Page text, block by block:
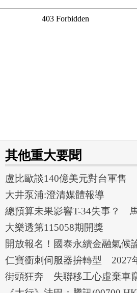
其他重大要聞
盧比歐談140億美元對台軍售
大井泵浦:澄清媒體報導
總預算未果影響T-34失事？
大樂透第115058期開獎
開放報名！國泰永續金融氣候
仁寶衝刺伺服器拚轉型 2027
街頭狂奔 失聯移工心虛棄車